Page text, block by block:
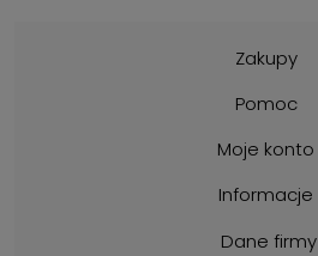
Zakupy
Pomoc
Moje konto
Informacje
Dane firmy